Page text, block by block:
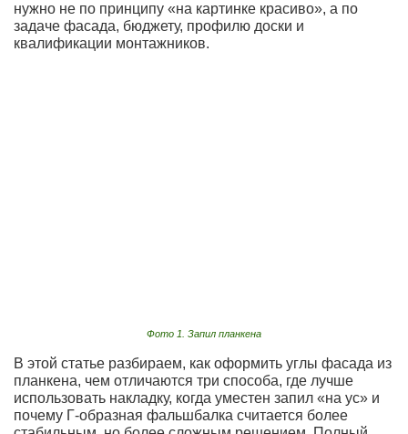
нужно не по принципу «на картинке красиво», а по
задаче фасада, бюджету, профилю доски и
квалификации монтажников.
Фото 1. Запил планкена
В этой статье разбираем, как оформить углы фасада из
планкена, чем отличаются три способа, где лучше
использовать накладку, когда уместен запил «на ус» и
почему Г-образная фальшбалка считается более